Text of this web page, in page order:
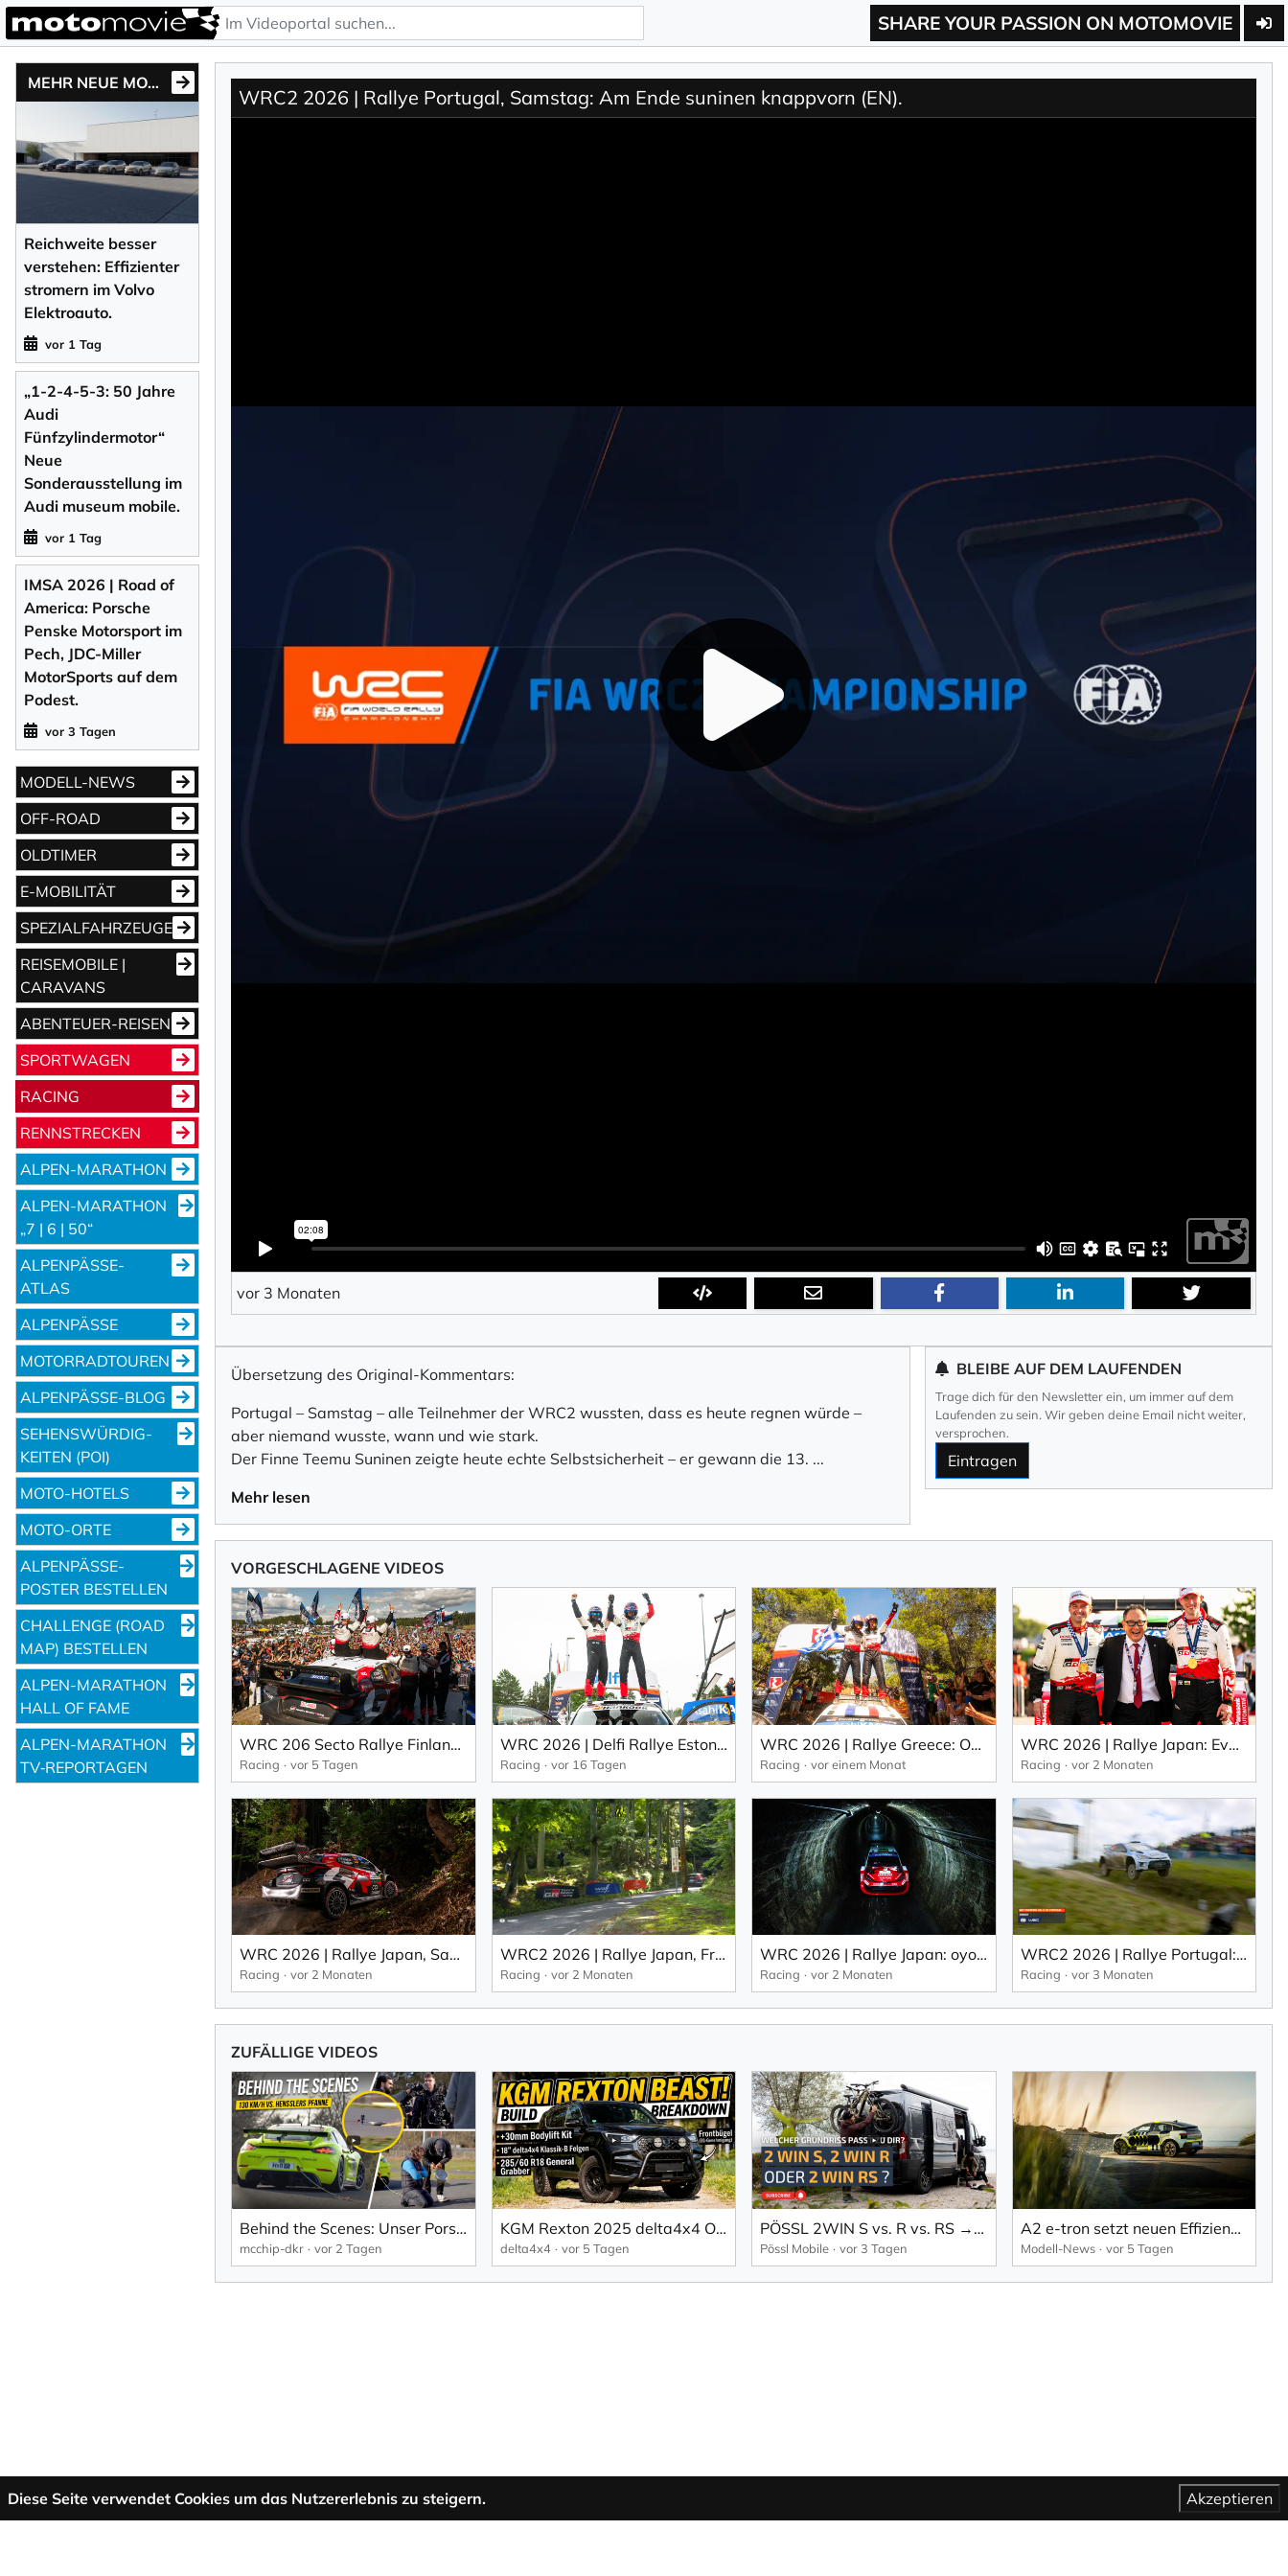
SHARE YOUR PASSION ON MOTOMOVIE
MEHR NEUE MOTONEWS
Reichweite besser
verstehen: Effizienter
stromern im Volvo
Elektroauto.
vor 1 Tag
„1-2-4-5-3: 50 Jahre
Audi
Fünfzylindermotor“
Neue
Sonderausstellung im
Audi museum mobile.
vor 1 Tag
IMSA 2026 | Road of
America: Porsche
Penske Motorsport im
Pech, JDC-Miller
MotorSports auf dem
Podest.
vor 3 Tagen
MODELL-NEWS
OFF-ROAD
OLDTIMER
E-MOBILITÄT
SPEZIALFAHRZEUGE
REISEMOBILE |
CARAVANS
ABENTEUER-REISEN
SPORTWAGEN
RACING
RENNSTRECKEN
ALPEN-MARATHON
ALPEN-MARATHON
„7 | 6 | 50“
ALPENPÄSSE-
ATLAS
ALPENPÄSSE
MOTORRADTOUREN
ALPENPÄSSE-BLOG
SEHENS­WÜRDIG­
KEITEN (POI)
MOTO-HOTELS
MOTO-ORTE
ALPENPÄSSE-
POSTER BESTELLEN
CHALLENGE (ROAD
MAP) BESTELLEN
ALPEN-MARATHON
HALL OF FAME
ALPEN-MARATHON
TV‑REPORTAGEN
WRC2 2026 | Rallye Portugal, Samstag: Am Ende suninen knappvorn (EN).
vor 3 Monaten
Übersetzung des Original-Kommentars:
Portugal – Samstag – alle Teilnehmer der WRC2 wussten, dass es heute regnen würde –
aber niemand wusste, wann und wie stark.
Der Finne Teemu Suninen zeigte heute echte Selbstsicherheit – er gewann die 13. ...
Mehr lesen
BLEIBE AUF DEM LAUFENDEN
Trage dich für den Newsletter ein, um immer auf dem
Laufenden zu sein. Wir geben deine Email nicht weiter,
versprochen.
Eintragen
VORGESCHLAGENE VIDEOS
WRC 206 Secto Rallye Finland: Pajari fährt in Finnland einen traumhaften Heimsieg ein (EN).
Racing vor 5 Tagen
WRC 2026 | Delfi Rallye Estonia: Pajari erobert mit einem Durchbruch den ersten WRC-Sieg (EN).
Racing vor 16 Tagen
WRC 2026 | Rallye Greece: Ogier holt sich seinen 69. WRC-Sieg in einem dramatischen Finale.
Racing vor einem Monat
WRC 2026 | Rallye Japan: Evans baut seine Führung in der WRC-Gesamtwertung aus
Racing vor 2 Monaten
WRC 2026 | Rallye Japan, Samstag: Evans führt vor Ogier vor Finale zur FORUM8 Rally Japan (EN).
Racing vor 2 Monaten
WRC2 2026 | Rallye Japan, Freitag: Cachon von Gryazin (EN).
Racing vor 2 Monaten
WRC 2026 | Rallye Japan: oyota belegt am Freitag die ersten vier Plätze in Japan (EN).
Racing vor 2 Monaten
WRC2 2026 | Rallye Portugal: Das Podest geht in den Norden (EN).
Racing vor 3 Monaten
ZUFÄLLIGE VIDEOS
Behind the Scenes: Unser Porsche Cayman GT4 im Steffen Henssler Werbespot | mcchip-dkr
mcchip-dkr vor 2 Tagen
KGM Rexton 2025 delta4x4 Offroad Paket
delta4x4 vor 5 Tagen
PÖSSL 2WIN S vs. R vs. RS → Welcher ist der Richtige für dich?
Pössl Mobile vor 3 Tagen
A2 e-tron setzt neuen Effizienzstandard bei Audi.
Modell-News vor 5 Tagen
Diese Seite verwendet Cookies um das Nutzererlebnis zu steigern. Akzeptieren